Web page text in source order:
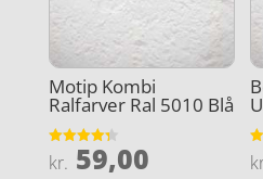
Motip Kombi
Ralfarver Ral 5010 Blå
Vurderet
4.3
kr. 59,00